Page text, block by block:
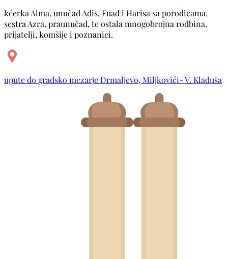
kćerka Alma, unučad Adis, Fuad i Harisa sa porodicama,
sestra Azra, praunučad, te ostala mnogobrojna rodbina,
prijatelji, komšije i poznanici.
upute do gradsko mezarje Drmaljevo, Miljkovići- V. Kladuša